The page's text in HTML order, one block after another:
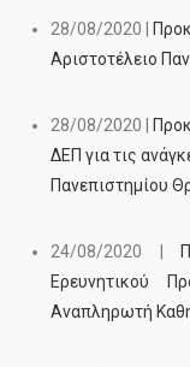
28/08/2020 |
Αριστοτέλειο
28/08/2020 |
ΔΕΠ για τις
Πανεπιστημίου
24/08/2020 |
Ερευνητικού
Αναπληρωτή